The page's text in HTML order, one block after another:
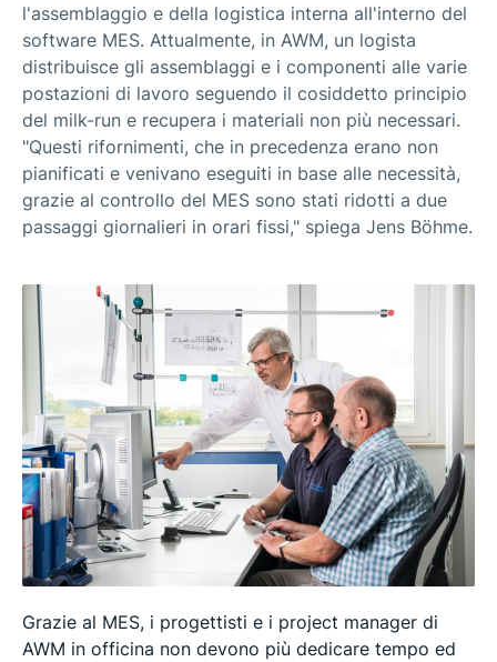
l'assemblaggio e della logistica interna all'interno del
software MES. Attualmente, in AWM, un logista
distribuisce gli assemblaggi e i componenti alle varie
postazioni di lavoro seguendo il cosiddetto principio
del milk-run e recupera i materiali non più necessari.
"Questi rifornimenti, che in precedenza erano non
pianificati e venivano eseguiti in base alle necessità,
grazie al controllo del MES sono stati ridotti a due
passaggi giornalieri in orari fissi," spiega Jens Böhme.
Grazie al MES, i progettisti e i project manager di
AWM in officina non devono più dedicare tempo ed